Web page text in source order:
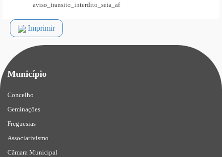
aviso_transito_interdito_seia_af
Imprimir
Município
Concelho
Geminações
Freguesias
Associativismo
Câmara Municipal